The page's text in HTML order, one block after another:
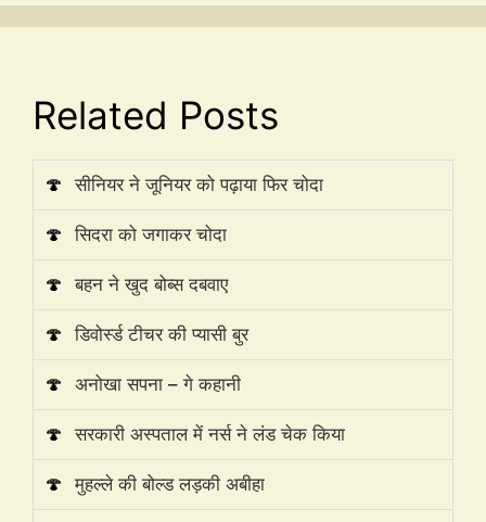
Related Posts
🍄 सीनियर ने जूनियर को पढ़ाया फिर चोदा
🍄 सिदरा को जगाकर चोदा
🍄 बहन ने खुद बोब्स दबवाए
🍄 डिवोर्स्ड टीचर की प्यासी बुर
🍄 अनोखा सपना – गे कहानी
🍄 सरकारी अस्पताल में नर्स ने लंड चेक किया
🍄 मुहल्ले की बोल्ड लड़की अबीहा